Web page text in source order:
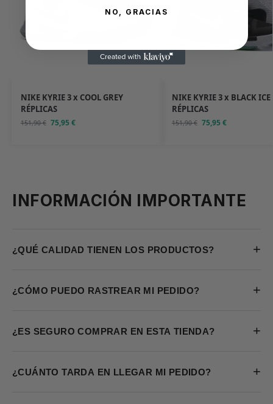
NIKE KYRIE 3 x COOL GREY
RÉPLICAS
151,90€ 75,95€
NIKE KYRIE 3 x BLACK ICE
RÉPLICAS
151,90€ 75,95€
INFORMACIÓN IMPORTANTE
¿QUÉ CALIDAD TIENEN LOS PRODUCTOS? +
¿CÓMO PUEDO RASTREAR MI PEDIDO? +
¿ES SEGURO COMPRAR EN ESTA TIENDA? +
¿CUÁNTO TARDA EN LLEGAR MI PEDIDO? +
NO, GRACIAS